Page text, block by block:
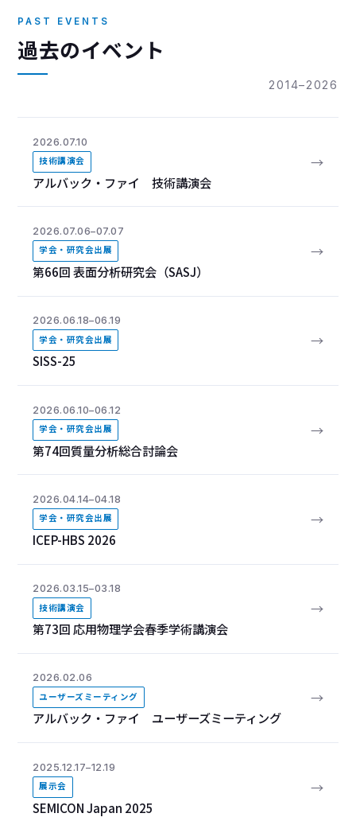
PAST EVENTS
過去のイベント
2014–2026
2026.07.10
技術講演会
アルバック・ファイ 技術講演会
→
2026.07.06–07.07
学会・研究会出展
第66回 表面分析研究会（SASJ）
→
2026.06.18–06.19
学会・研究会出展
SISS-25
→
2026.06.10–06.12
学会・研究会出展
第74回質量分析総合討論会
→
2026.04.14–04.18
学会・研究会出展
ICEP-HBS 2026
→
2026.03.15–03.18
技術講演会
第73回 応用物理学会春季学術講演会
→
2026.02.06
ユーザーズミーティング
アルバック・ファイ ユーザーズミーティング
→
2025.12.17–12.19
展示会
SEMICON Japan 2025
→